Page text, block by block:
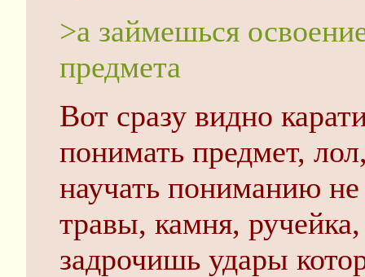
>а займешься
предмета
Вот сразу видно
понимать предмет,
научать пониманию
травы, камня,
задрочишь удары